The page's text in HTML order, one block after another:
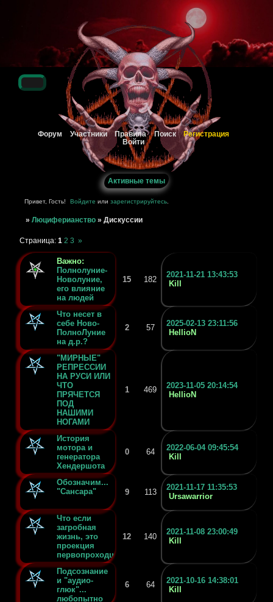
Форум Участники Правила Поиск Регистрация
Войти
Активные темы
Привет, Гость! Войдите илизарегистрируйтесь
» Люциферианство » Дискуссии
Страница:1 2 3 »
Важно:
Полнолуние-
Новолуние,
его влияние
на людей
15 182
2021-11-21 13:43:53
Kill
Что несет в
себе Ново-
ПолноЛуние
на д.р.?
2 57
2025-02-13 23:11:56
HellioN
"МИРНЫЕ"
РЕПРЕССИИ
НА РУСИ ИЛИ
ЧТО
ПРЯЧЕТСЯ
ПОД
НАШИМИ
НОГАМИ
1 469
2023-11-05 20:14:54
HellioN
История
мотора и
генератора
Хендершота
0 64
2022-06-04 09:45:54
Kill
Обозначим...
"Сансара"
9 113
2021-11-17 11:35:53
Ursawarrior
Что если
загробная
жизнь, это
проекция
первопроходцев?
12 140
2021-11-08 23:00:49
Kill
Подсознание
и "аудио-
глюк"...
любопытно
6 64
2021-10-16 14:38:01
Kill